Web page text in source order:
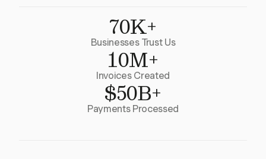
70K+
Businesses Trust Us
10M+
Invoices Created
$50B+
Payments Processed